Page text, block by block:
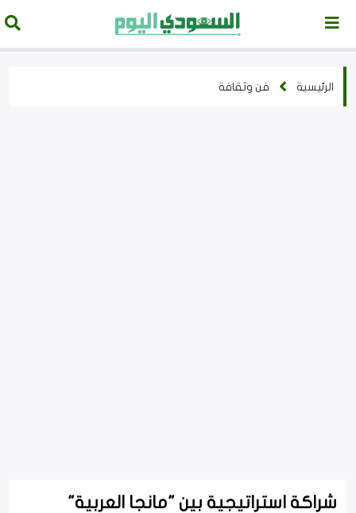
الرئيسية فن وثقافة
شراكة استراتيجية بين "مانجا العربية"